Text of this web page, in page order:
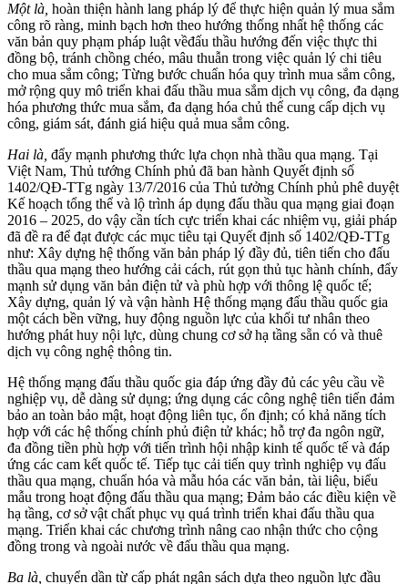
Một là, hoàn thiện hành lang pháp lý để thực hiện quản lý mua sắm
công rõ ràng, minh bạch hơn theo hướng thống nhất hệ thống các
văn bản quy phạm pháp luật vềđấu thầu hướng đến việc thực thi
đồng bộ, tránh chồng chéo, mâu thuẫn trong việc quản lý chi tiêu
cho mua sắm công; Từng bước chuẩn hóa quy trình mua sắm công,
mở rộng quy mô triển khai đấu thầu mua sắm dịch vụ công, đa dạng
hóa phương thức mua sắm, đa dạng hóa chủ thể cung cấp dịch vụ
công, giám sát, đánh giá hiệu quả mua sắm công.
Hai là, đẩy mạnh phương thức lựa chọn nhà thầu qua mạng. Tại
Việt Nam, Thủ tướng Chính phủ đã ban hành Quyết định số
1402/QĐ-TTg ngày 13/7/2016 của Thủ tưởng Chính phủ phê duyệt
Kế hoạch tổng thể và lộ trình áp dụng đấu thầu qua mạng giai đoạn
2016 – 2025, do vậy cần tích cực triển khai các nhiệm vụ, giải pháp
đã đề ra để đạt được các mục tiêu tại Quyết định số 1402/QĐ-TTg
như: Xây dựng hệ thống văn bản pháp lý đầy đủ, tiên tiến cho đấu
thầu qua mạng theo hướng cải cách, rút gọn thủ tục hành chính, đẩy
mạnh sử dụng văn bản điện tử và phù hợp với thông lệ quốc tế;
Xây dựng, quản lý và vận hành Hệ thống mạng đấu thầu quốc gia
một cách bền vững, huy động nguồn lực của khối tư nhân theo
hướng phát huy nội lực, dùng chung cơ sở hạ tầng sẵn có và thuê
dịch vụ công nghệ thông tin.
Hệ thống mạng đấu thầu quốc gia đáp ứng đầy đủ các yêu cầu về
nghiệp vụ, dễ dàng sử dụng; ứng dụng các công nghệ tiên tiến đảm
bảo an toàn bảo mật, hoạt động liên tục, ổn định; có khả năng tích
hợp với các hệ thống chính phủ điện tử khác; hỗ trợ đa ngôn ngữ,
đa đồng tiền phù hợp với tiến trình hội nhập kinh tế quốc tế và đáp
ứng các cam kết quốc tế. Tiếp tục cải tiến quy trình nghiệp vụ đấu
thầu qua mạng, chuẩn hóa và mẫu hóa các văn bản, tài liệu, biểu
mẫu trong hoạt động đấu thầu qua mạng; Đảm bảo các điều kiện về
hạ tầng, cơ sở vật chất phục vụ quá trình triển khai đấu thầu qua
mạng. Triển khai các chương trình nâng cao nhận thức cho cộng
đồng trong và ngoài nước về đấu thầu qua mạng.
Ba là, chuyển dần từ cấp phát ngân sách dựa theo nguồn lực đầu